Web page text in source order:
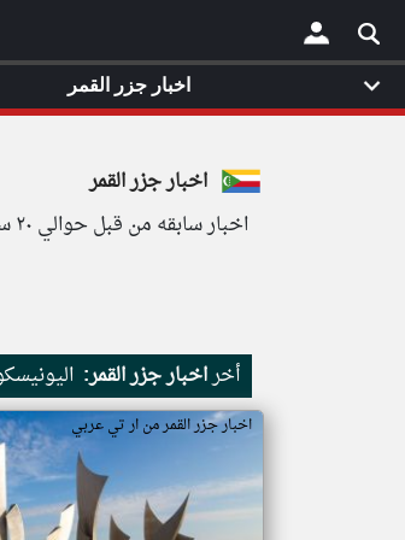
×
اخبار جزر القمر
اخبار سابقه من قبل حوالي ٢٠ ساعة
أخراخبار جزر القمر:
اخبار جزر القمر من ار تي عربي
اخبار جزر القمر